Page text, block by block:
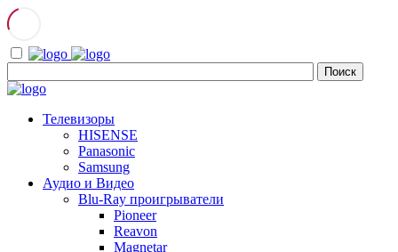
Телевизоры
HISENSE
Panasonic
Samsung
Аудио и Видео
Blu-Ray проигрыватели
Pioneer
Reavon
Magnetar